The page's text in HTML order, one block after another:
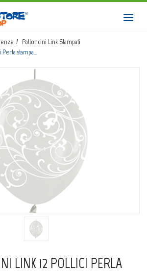
HOME
SHOP
CATALOGO
CHI SIAMO
BALLOON ART
INVIO LOGO
CONTATTI
EVENTI NBS
Wishlist
Palloncini Link Stampati
stampa…
LINK 12 POLLICI PERLA